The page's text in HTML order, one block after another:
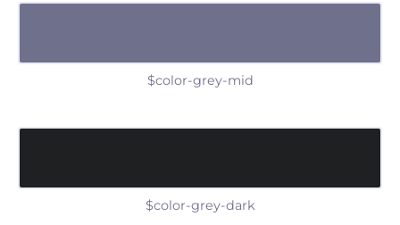
$color-grey-mid
$color-grey-dark